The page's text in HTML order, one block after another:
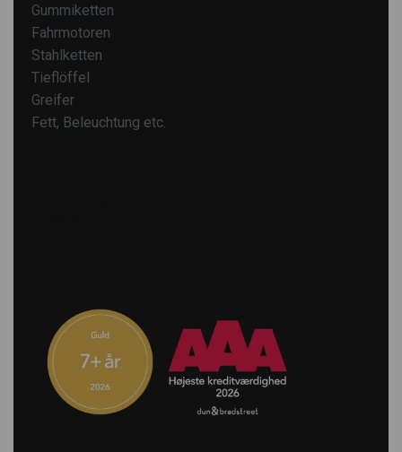
Gummiketten
Fahrmotoren
Stahlketten
Tieflöffel
Greifer
Fett, Beleuchtung etc.